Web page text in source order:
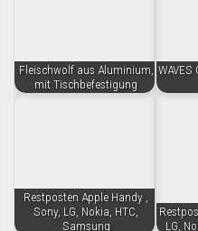
Fleischwolf aus Aluminium,
mit Tischbefestigung
Restposten Apple Handy ,
Sony, LG, Nokia, HTC,
Samsung
LG,